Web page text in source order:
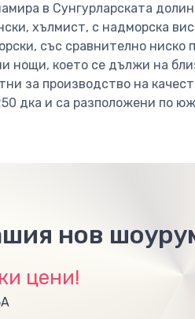
в Сунгурларската
хълмист, с надморска
със сравнително
нощи, което се дължи на
за производство на
дка и са разположени по
нов
цени!